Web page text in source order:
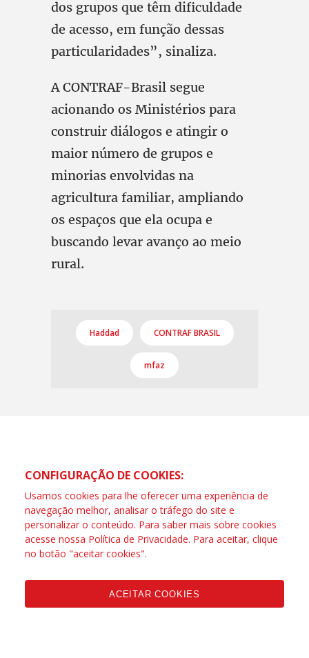
dos grupos que têm dificuldade
de acesso, em função dessas
particularidades”, sinaliza.
A CONTRAF-Brasil segue
acionando os Ministérios para
construir diálogos e atingir o
maior número de grupos e
minorias envolvidas na
agricultura familiar, ampliando
os espaços que ela ocupa e
buscando levar avanço ao meio
rural.
Haddad CONTRAF BRASIL
mfaz
CONFIGURAÇÃO DE COOKIES:
Usamos cookies para lhe oferecer uma experiência de
navegação melhor, analisar o tráfego do site e
personalizar o conteúdo. Para saber mais sobre cookies
acesse nossa Política de Privacidade. Para aceitar, clique
no botão "aceitar cookies".
ACEITAR COOKIES